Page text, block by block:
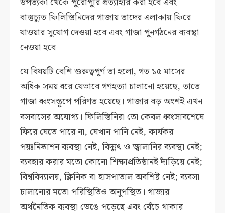
বাস্তুচ্যুত ফিলিস্তিনিদের গাজায় তাদের এলাকায় ফিরে
যাওয়ার সুযোগ দেওয়া হবে এবং গাজা পুনর্গঠনের ব্যবস্থা
নেওয়া হবে।
যে বিষয়টি বেশি গুরুত্বপূর্ণ তা হলো, গত ১৫ মাসের
অধিক সময় ধরে যেভাবে গণহত্যা চালানো হয়েছে, তাতে
গাজা ধ্বংসস্তূপে পরিণত হয়েছে। গাজার বড় অংশই এখন
বসবাসের অযোগ্য। ফিলিস্তিনিরা তো কেবল ধ্বংসাবশেষে
ফিরে যেতে পারে না, যেখান পানি নেই, কার্যকর
পয়ঃনিষ্কাশন ব্যবস্থা নেই, বিদ্যুৎ ও জ্বালানির ব্যবস্থা নেই;
ব্যবহার করার মতো কোনো শিক্ষাপ্রতিষ্ঠানই দাঁড়িয়ে নেই;
বিশ্ববিদ্যালয়, ক্লিনিক বা হাসপাতাল অবশিষ্ট নেই; ব্যবসা
চালানোর মতো পরিস্থিতিও অনুপস্থিত। গাজার
অর্থনৈতিক ব্যবস্থা ভেঙে পড়েছে এবং বেঁচে থাকার